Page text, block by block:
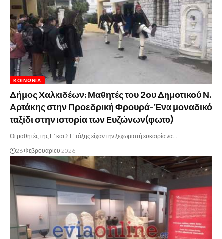
ΚΟΙΝΩΝΊΑ
Δήμος Χαλκιδέων: Μαθητές του 2ου Δημοτικού Ν.
Αρτάκης στην Προεδρική Φρουρά-Ένα μοναδικό
ταξίδι στην ιστορία των Ευζώνων(φωτο)
Οι μαθητές της Ε΄ και ΣΤ΄ τάξης είχαν την ξεχωριστή ευκαιρία να…
26 Φεβρουαρίου 2026